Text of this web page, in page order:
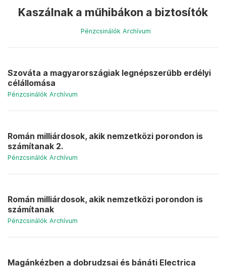
Kaszálnak a műhibákon a biztosítók
Pénzcsinálók Archívum
Szováta a magyarországiak legnépszerűbb erdélyi
célállomása
Pénzcsinálók Archívum
Román milliárdosok, akik nemzetközi porondon is
számítanak 2.
Pénzcsinálók Archívum
Román milliárdosok, akik nemzetközi porondon is
számítanak
Pénzcsinálók Archívum
Magánkézben a dobrudzsai és bánáti Electrica